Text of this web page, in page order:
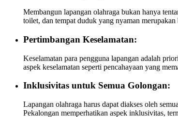
Membangun lapangan olahraga bukan hanya
toilet, dan tempat duduk yang nyaman
Pertimbangan Keselamatan:
Keselamatan para pengguna lapangan adalah
aspek keselamatan seperti pencahayaan yang
Inklusivitas untuk Semua Golongan:
Lapangan olahraga harus dapat diakses oleh
Pekalongan memperhatikan aspek inklusivitas,